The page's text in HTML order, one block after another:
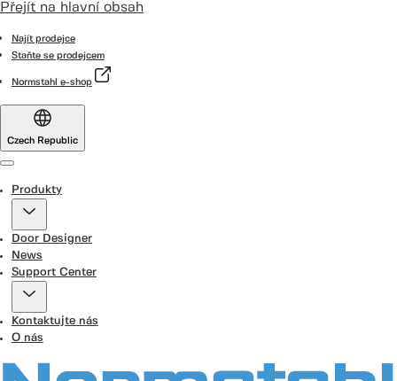
Přejít na hlavní obsah
Najít prodejce
Staňte se prodejcem
Normstahl e-shop
Czech Republic
Produkty
Door Designer
News
Support Center
Kontaktujte nás
O nás